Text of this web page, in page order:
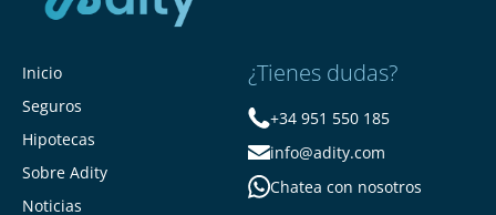
Inicio
Seguros
Hipotecas
Sobre Adity
Noticias
¿Tienes dudas?
+34 951 550 185
info@adity.com
Chatea con nosotros